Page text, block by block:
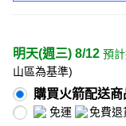
明天(週三) 8/12 預
山區為基準)
購買火箭配送
免運 免費退